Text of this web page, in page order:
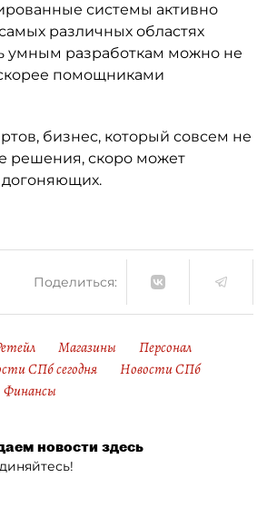
системы активно
различных областях
умным разработкам можно не
помощниками
бизнес, который совсем не
решения, скоро может
догоняющих.
Поделиться:
Магазины
Персонал
СПб сегодня
Новости СПб
Финансы
новости здесь